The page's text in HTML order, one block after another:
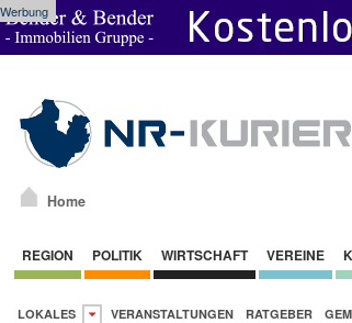
Werbung
Home
REGION POLITIK WIRTSCHAFT VEREINE
LOKALES VERANSTALTUNGEN RATGEBER